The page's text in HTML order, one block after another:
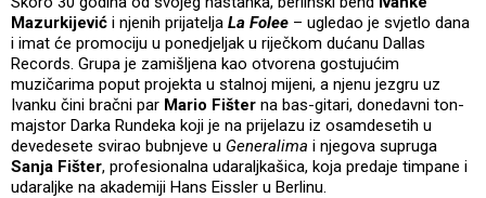
Mazurkijević i njenih prijatelja La Folee – ugledao je svjetlo dana
i imat će promociju u ponedjeljak u riječkom dućanu Dallas
Records. Grupa je zamišljena kao otvorena gostujućim
muzičarima poput projekta u stalnoj mijeni, a njenu jezgru uz
Ivanku čini bračni par Mario Fišter na bas-gitari, donedavni ton-
majstor Darka Rundeka koji je na prijelazu iz osamdesetih u
devedesete svirao bubnjeve u Generalima i njegova supruga
Sanja Fišter, profesionalna udaraljkašica, koja predaje timpane i
udaraljke na akademiji Hans Eissler u Berlinu.